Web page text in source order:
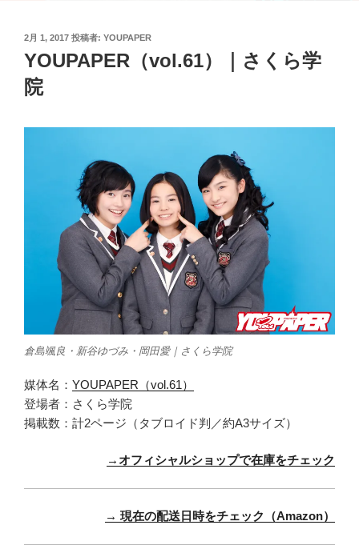
投
日:
2月 1, 2017 投稿者: YOUPAPER
YOUPAPER（vol.61）｜さくら学
院
倉島颯良・新谷ゆづみ・岡田愛｜さくら学院
媒体名： YOUPAPER（vol.61）
登場者：さくら学院
掲載数：計2ページ（タブロイド判／約A3サイズ）
→オフィシャルショップで在庫をチェック
→ 現在の配送日時をチェック（Amazon）